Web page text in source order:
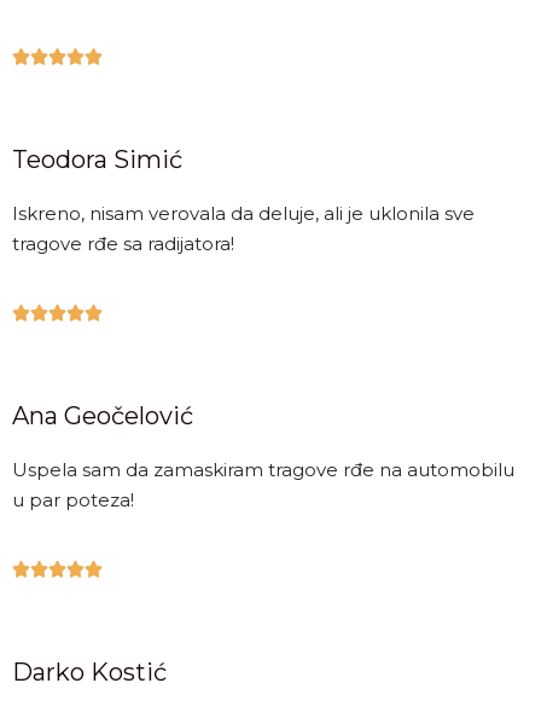

Teodora Simić
Iskreno, nisam verovala da deluje, ali je uklonila sve
tragove rđe sa radijatora!

Ana Geočelović
Uspela sam da zamaskiram tragove rđe na automobilu
u par poteza!

Darko Kostić